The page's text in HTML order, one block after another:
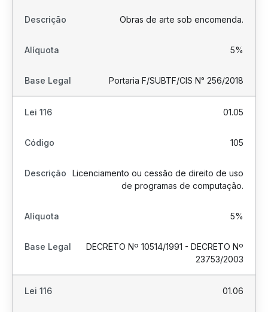
Obras de arte sob encomenda.
5%
Portaria F/SUBTF/CIS N° 256/2018
01.05
105
Licenciamento ou cessão de direito de uso
de programas de computação.
5%
DECRETO Nº 10514/1991 - DECRETO Nº
23753/2003
01.06